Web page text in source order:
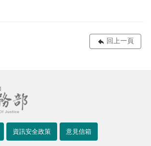
回上一頁
資訊安全政策 意見信箱